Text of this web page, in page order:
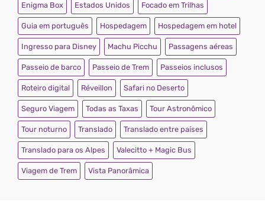
Enigma Box Estados Unidos Focado em Trilhas
Guia em português Hospedagem Hospedagem em hotel
Ingresso para Disney Machu Picchu Passagens aéreas
Passeio de barco Passeio de Trem Passeios inclusos
Roteiro digital Réveillon Safari no Deserto
Seguro Viagem Todas as Taxas Tour Astronômico
Tour noturno Translado Translado entre países
Translado para os Alpes Valecitto + Magic Bus
Viagem de Trem Vista Panorâmica